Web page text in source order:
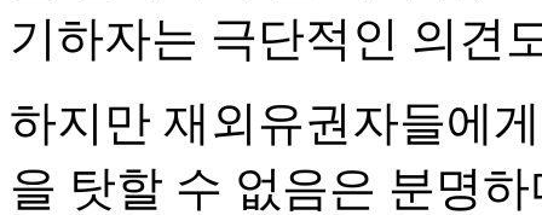
기하자는 극단적인 의견
하지만 재외유권자들에
을 탓할 수 없음은 분명